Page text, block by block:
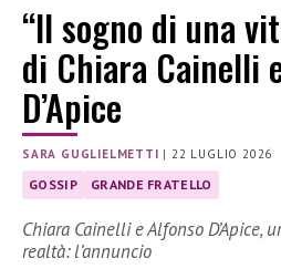
“Il sogno di una
di Chiara Cainelli
D’Apice
SARA GUGLIELMETTI |22 LUGLIO 2026
GOSSIP GRANDE FRATELLO
Chiara Cainelli e Alfonso D’Apice,
realtà: l’annuncio